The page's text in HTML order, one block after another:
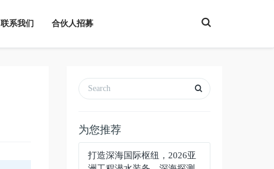
T
o
g
e
a
r
联系我们 合伙人招募
为您推荐
打造深海国际枢纽，2026亚